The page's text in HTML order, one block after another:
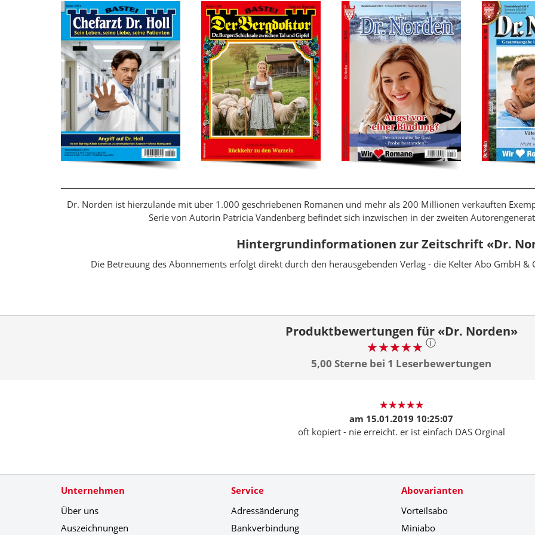
Dr. Norden ist hierzulande mit über 1.000 geschriebenen Romanen und mehr als 200 Millionen verkauften
Serie von Autorin Patricia Vandenberg befindet sich inzwischen in der zweiten
Hintergrundinformationen zur Zeitschrift «Dr.
Die Betreuung des Abonnements erfolgt direkt durch den herausgebenden Verlag - die Kelter Abo GmbH &
Produktbewertungen für «Dr. Norden»
ⓘ
5,00 Sterne bei 1 Leserbewertungen
am 15.01.2019 10:25:07
oft kopiert - nie erreicht. er ist einfach DAS Orginal
Unternehmen
Über uns
Auszeichnungen
Service
Adressänderung
Bankverbindung
Abovarianten
Vorteilsabo
Miniabo